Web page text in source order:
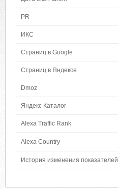
PR
ИКС
Страниц в Google
Страниц в Яндексе
Dmoz
Яндекс Каталог
Alexa Traffic Rank
Alexa Country
История изменения показателей